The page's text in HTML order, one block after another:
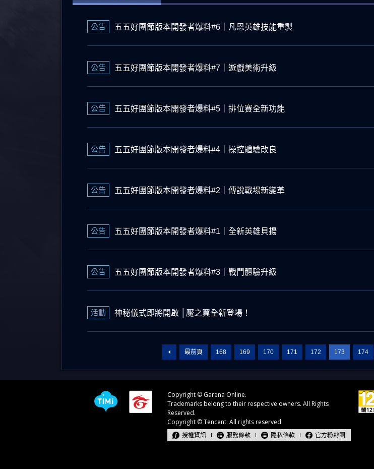
公告 五五好團節版本開發者爆料#6｜凡恩英雄技能重製
公告 五五好團節版本開發者爆料#7｜遊戲美術升級
公告 五五好團節版本開發者爆料#5｜排位賽全新功能
公告 五五好團節版本開發者爆料#4｜操控體驗改良
公告 五五好團節版本開發者爆料#2｜傳說戰場新變革
公告 五五好團節版本開發者爆料#1｜全新英雄貝揚
公告 五五好團節版本開發者爆料#3｜戰鬥體驗升級
活動 神秘儀式即將開啟 │魘之翼全新登場！
最前頁 168 169 170 171 172 173 174
授權資訊 服務條款 隱私條款 官方粉絲團